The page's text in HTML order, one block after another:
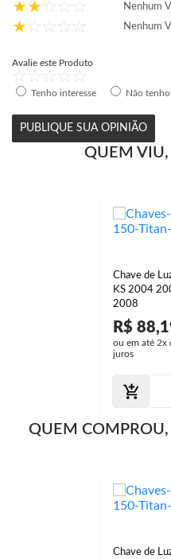
Nenhum
Nenhum
Avalie este Produto
Tenho interesse Não
PUBLIQUE SUA OPINIÃO
QUEM
Chave de
KS 2004
2008
R$
ou em até 2x
juros
QUEM
Chave de